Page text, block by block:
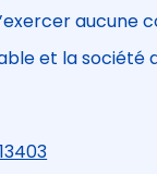
aucune
et la société